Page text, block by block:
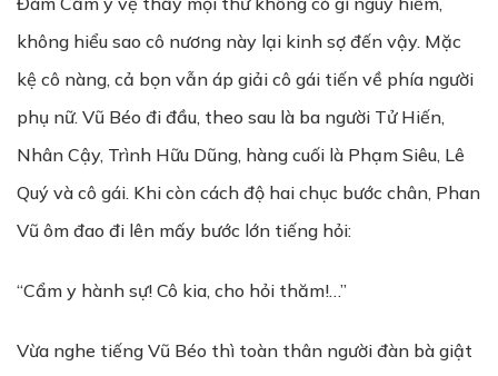
không hiểu sao cô nương này lại kinh sợ đến vậy. Mặc
kệ cô nàng, cả bọn vẫn áp giải cô gái tiến về phía người
phụ nữ. Vũ Béo đi đầu, theo sau là ba người Tử Hiến,
Nhân Cậy, Trình Hữu Dũng, hàng cuối là Phạm Siêu, Lê
Quý và cô gái. Khi còn cách độ hai chục bước chân, Phan
Vũ ôm đao đi lên mấy bước lớn tiếng hỏi:
“Cẩm y hành sự! Cô kia, cho hỏi thăm!…”
Vừa nghe tiếng Vũ Béo thì toàn thân người đàn bà giật